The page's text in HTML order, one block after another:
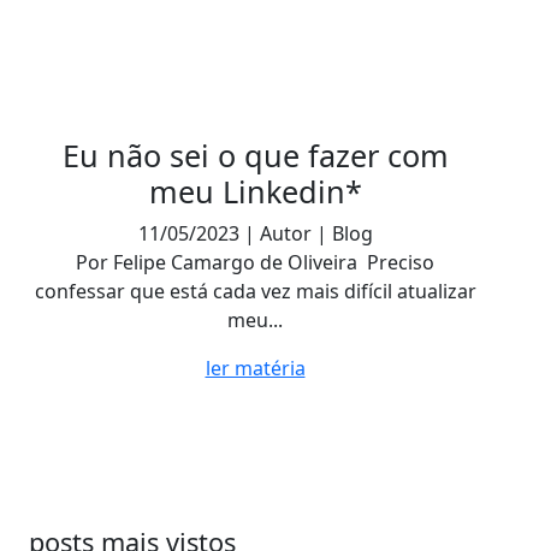
Eu não sei o que fazer com
meu Linkedin*
11/05/2023 | Autor | Blog
Por Felipe Camargo de Oliveira Preciso
confessar que está cada vez mais difícil atualizar
meu...
ler matéria
posts mais vistos